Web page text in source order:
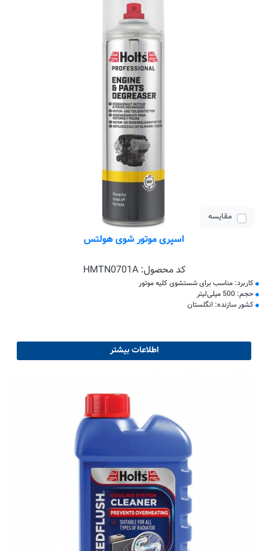
مقایسه
اسپری موتور شوی هولتس
کد محصول:HMTN0701A
کاربرد: مناسب برای شستشوی کلیه موتور
حجم: 500 میلی‌لیتر
کشور سازنده: انگلستان
اطلاعات بیشتر